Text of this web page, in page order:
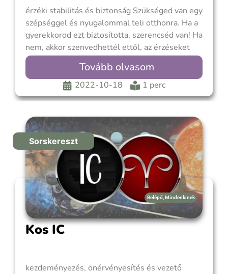
érzéki stabilitás és biztonság Szükséged van egy
szépséggel és nyugalommal teli otthonra. Ha a
gyerekkorod ezt biztosította, szerencséd van! Ha
nem, akkor szenvedhettél ettől, az érzéseket
mélyen lenyomva, addig amig fel nem jöttek
egy adott pillanatban. A Bika IC olyan áldás,
amely felkészít arra, hogy felnőttkorodban stabil
otthont és családot
Tovább olvasom
2022-10-18 1 perc
Sorskereszt
Belépő Mindenkinek
Kos IC
kezdeményezés, önérvényesítés és vezető